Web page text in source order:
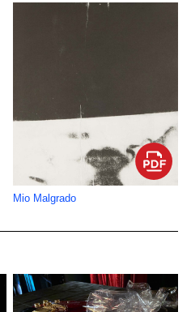
Mio Malgrado